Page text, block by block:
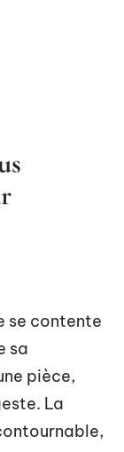
se contente
sa
pièce,
La